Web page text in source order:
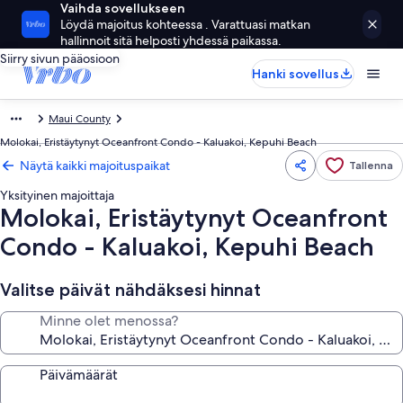
Vaihda sovellukseen
Löydä majoitus kohteessa . Varattuasi matkan
hallinnoit sitä helposti yhdessä paikassa.
Siirry sivun pääosioon
Hanki sovellus
Maui County
Molokai, Eristäytynyt Oceanfront Condo - Kaluakoi, Kepuhi Beach
Näytä kaikki majoituspaikat Tallenna
Yksityinen majoittaja
Molokai, Eristäytynyt Oceanfront
Condo - Kaluakoi, Kepuhi Beach
Valitse päivät nähdäksesi hinnat
Minne olet menossa?
Päivämäärät